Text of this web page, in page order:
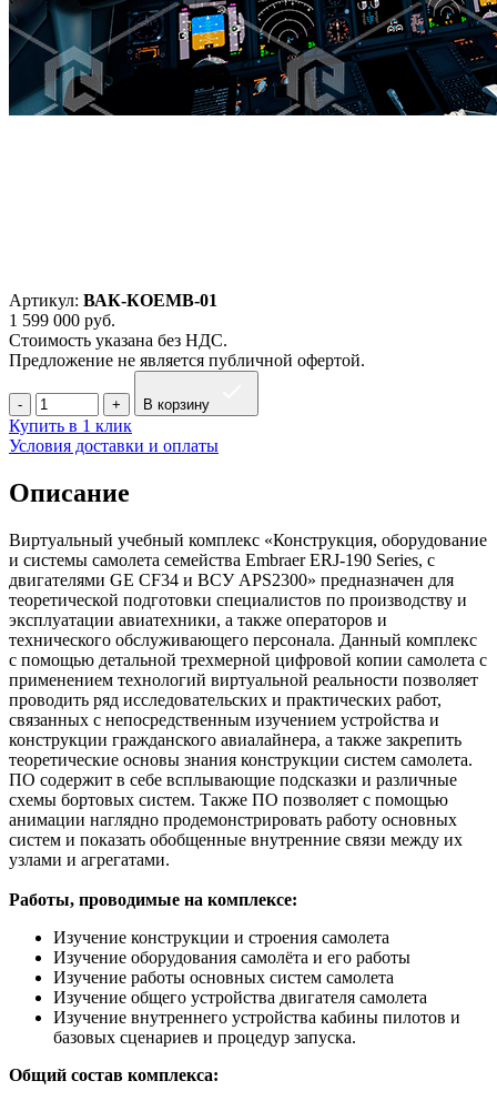
Артикул: ВАК-КОЕМВ-01
1 599 000 руб.
Стоимость указана без НДС.
Предложение не является публичной офертой.
В корзину
Купить в 1 клик
Условия доставки и оплаты
Описание
Виртуальный учебный комплекс «Конструкция, оборудование
и системы самолета семейства Embraer ERJ-190 Series, с
двигателями GE CF34 и ВСУ APS2300» предназначен для
теоретической подготовки специалистов по производству и
эксплуатации авиатехники, а также операторов и
технического обслуживающего персонала. Данный комплекс
с помощью детальной трехмерной цифровой копии самолета с
применением технологий виртуальной реальности позволяет
проводить ряд исследовательских и практических работ,
связанных с непосредственным изучением устройства и
конструкции гражданского авиалайнера, а также закрепить
теоретические основы знания конструкции систем самолета.
ПО содержит в себе всплывающие подсказки и различные
схемы бортовых систем. Также ПО позволяет с помощью
анимации наглядно продемонстрировать работу основных
систем и показать обобщенные внутренние связи между их
узлами и агрегатами.
Работы, проводимые на комплексе:
Изучение конструкции и строения самолета
Изучение оборудования самолёта и его работы
Изучение работы основных систем самолета
Изучение общего устройства двигателя самолета
Изучение внутреннего устройства кабины пилотов и
базовых сценариев и процедур запуска.
Общий состав комплекса: